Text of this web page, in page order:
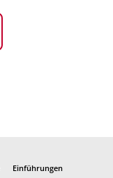
Einführungen